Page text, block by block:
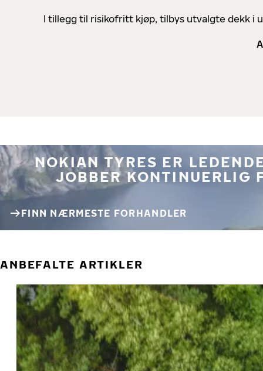
I tillegg til risikofritt kjøp, tilbys utvalgte dekk i
NOKIAN TYRES ER
JOBBER KONTINUERLIG
FINN NÆRMESTE FORHANDLER
ANBEFALTE ARTIKLER